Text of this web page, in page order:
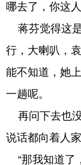
哪去了，你这
蒋芬觉得这
行，大喇叭，
能不知道，她
一趟呢。
再问下去也没
说话都向着人家
“那我知道了